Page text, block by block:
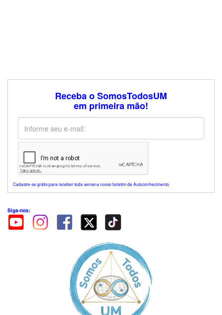
Receba o SomosTodosUM
em primeira mão!
Cadastre-se grátis para receber toda semana nosso boletim de Autoconhecimento.
Siga-nos: